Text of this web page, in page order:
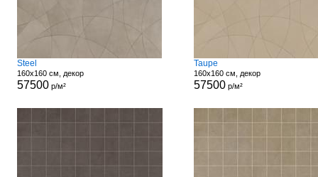
Steel
160x160 см, декор
57500р/м²
Taupe
160x160 см, декор
57500р/м²